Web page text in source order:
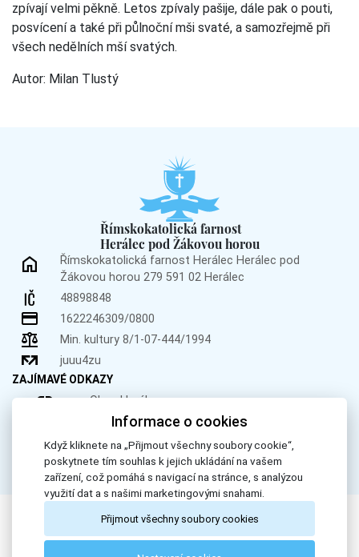
zpívají velmi pěkně. Letos zpívaly pašije, dále pak o pouti,
posvícení a také při půlnoční mši svaté, a samozřejmě při
všech nedělních mší svatých.
Autor: Milan Tlustý
Římskokatolická farnost
Herálec pod Žákovou horou
Římskokatolická farnost Herálec Herálec pod
Žákovou horou 279 591 02 Herálec
48898848
1622246309/0800
Min. kultury 8/1-07-444/1994
juuu4zu
ZAJÍMAVÉ ODKAZY
Obec Herálec
Obec Křižánky
Donátor.cz
All Rights Reserved, Římskokatolická farnost Herálec. © 2024
Informace o cookies
Když kliknete na „Přijmout všechny soubory cookie“,
poskytnete tím souhlas k jejich ukládání na vašem
zařízení, což pomáhá s navigací na stránce, s analýzou
využití dat a s našimi marketingovými snahami.
Přijmout všechny soubory cookies